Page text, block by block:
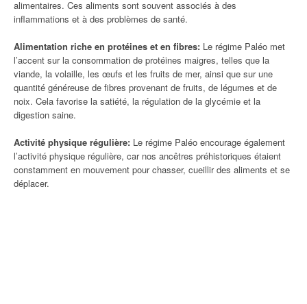
alimentaires. Ces aliments sont souvent associés à des
inflammations et à des problèmes de santé.
Alimentation riche en protéines et en fibres: Le régime Paléo met
l’accent sur la consommation de protéines maigres, telles que la
viande, la volaille, les œufs et les fruits de mer, ainsi que sur une
quantité généreuse de fibres provenant de fruits, de légumes et de
noix. Cela favorise la satiété, la régulation de la glycémie et la
digestion saine.
Activité physique régulière: Le régime Paléo encourage également
l’activité physique régulière, car nos ancêtres préhistoriques étaient
constamment en mouvement pour chasser, cueillir des aliments et se
déplacer.